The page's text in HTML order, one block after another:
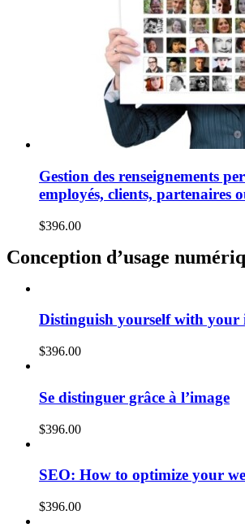
Gestion des renseignements
employés, clients, partenaires
$396.00
Conception d’usage
Distinguish yourself with your
$396.00
Se distinguer grâce à l’image
$396.00
SEO: How to optimize your
$396.00